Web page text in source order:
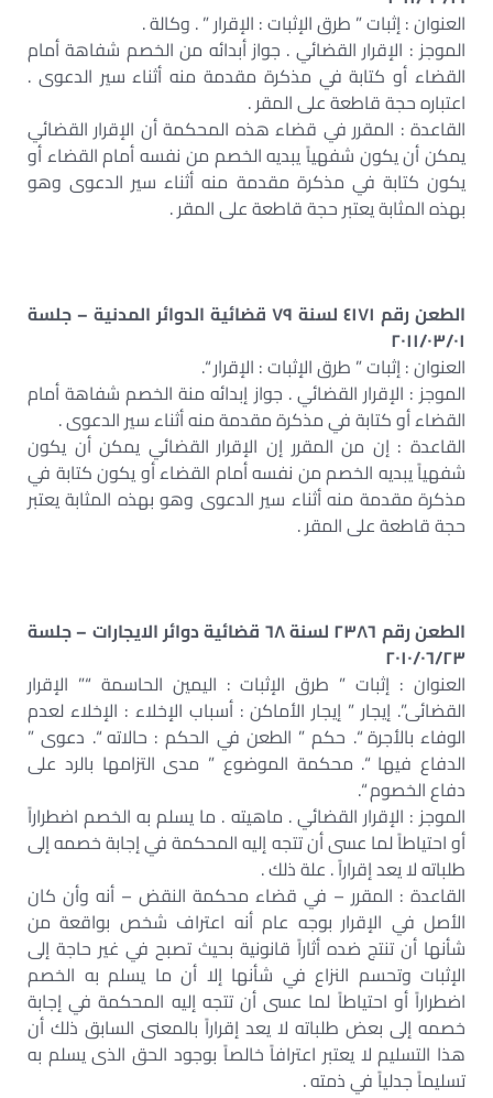
العنوان : إثبات ” طرق الإثبات : الإقرار ” . وكالة .
الموجز : الإقرار القضائي . جواز أبدائه من الخصم شفاهة أمام
القضاء أو كتابة في مذكرة مقدمة منه أثناء سير الدعوى .
اعتباره حجة قاطعة على المقر .
القاعدة : المقرر في قضاء هذه المحكمة أن الإقرار القضائي
يمكن أن يكون شفهياً يبديه الخصم من نفسه أمام القضاء أو
يكون كتابة في مذكرة مقدمة منه أثناء سير الدعوى وهو
بهذه المثابة يعتبر حجة قاطعة على المقر .
الطعن رقم ٤١٧١ لسنة ٧٩ قضائية الدوائر المدنية – جلسة
٢٠١١/٠٣/٠١
العنوان : إثبات ” طرق الإثبات : الإقرار “.
الموجز : الإقرار القضائي . جواز إبدائه منة الخصم شفاهة أمام
القضاء أو كتابة في مذكرة مقدمة منه أثناء سير الدعوى .
القاعدة : إن من المقرر إن الإقرار القضائي يمكن أن يكون
شفهياً يبديه الخصم من نفسه أمام القضاء أو يكون كتابة في
مذكرة مقدمة منه أثناء سير الدعوى وهو بهذه المثابة يعتبر
حجة قاطعة على المقر .
الطعن رقم ٢٣٨٦ لسنة ٦٨ قضائية دوائر الايجارات – جلسة
٢٠١٠/٠٦/٢٣
العنوان : إثبات ” طرق الإثبات : اليمين الحاسمة “” الإقرار
القضائى”. إيجار ” إيجار الأماكن : أسباب الإخلاء : الإخلاء لعدم
الوفاء بالأجرة “. حكم ” الطعن في الحكم : حالاته “. دعوى ”
الدفاع فيها “. محكمة الموضوع ” مدى التزامها بالرد على
دفاع الخصوم “.
الموجز : الإقرار القضائي . ماهيته . ما يسلم به الخصم اضطراراً
أو احتياطاً لما عسى أن تتجه إليه المحكمة في إجابة خصمه إلى
طلباته لا يعد إقراراً . علة ذلك .
القاعدة : المقرر – في قضاء محكمة النقض – أنه وأن كان
الأصل في الإقرار بوجه عام أنه اعتراف شخص بواقعة من
شأنها أن تنتج ضده أثاراً قانونية بحيث تصبح في غير حاجة إلى
الإثبات وتحسم النزاع في شأنها إلا أن ما يسلم به الخصم
اضطراراً أو احتياطاً لما عسى أن تتجه إليه المحكمة في إجابة
خصمه إلى بعض طلباته لا يعد إقراراً بالمعنى السابق ذلك أن
هذا التسليم لا يعتبر اعترافاً خالصاً بوجود الحق الذى يسلم به
تسليماً جدلياً في ذمته .